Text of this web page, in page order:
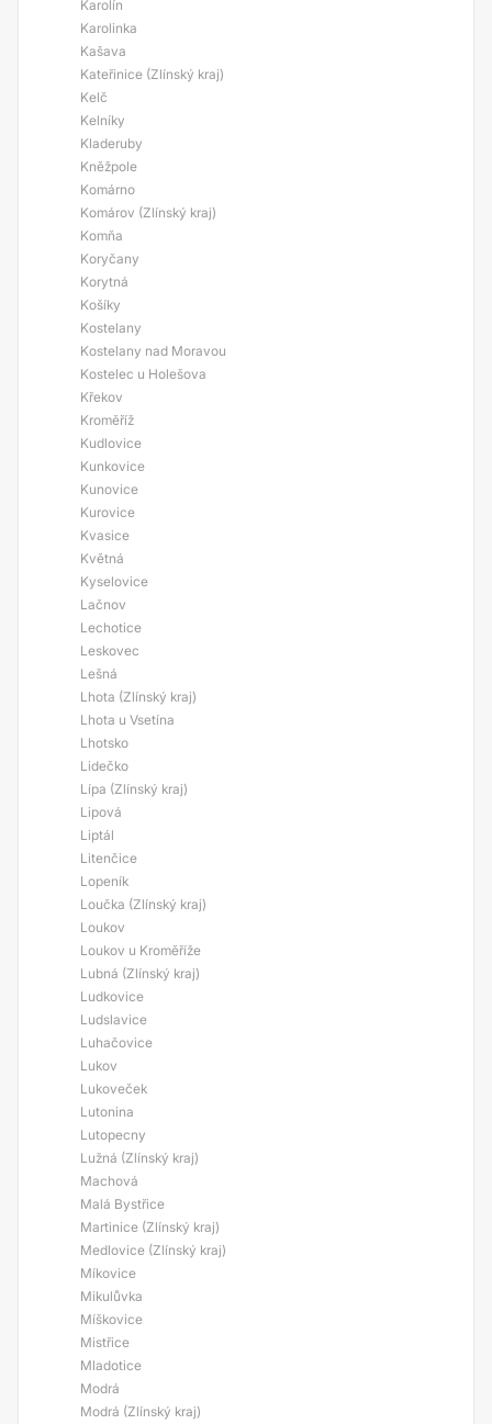
Karolín
Karolinka
Kašava
Kateřinice (Zlínský kraj)
Kelč
Kelníky
Kladeruby
Kněžpole
Komárno
Komárov (Zlínský kraj)
Komňa
Koryčany
Korytná
Košíky
Kostelany
Kostelany nad Moravou
Kostelec u Holešova
Křekov
Kroměříž
Kudlovice
Kunkovice
Kunovice
Kurovice
Kvasice
Květná
Kyselovice
Lačnov
Lechotice
Leskovec
Lešná
Lhota (Zlínský kraj)
Lhota u Vsetína
Lhotsko
Lidečko
Lípa (Zlínský kraj)
Lipová
Liptál
Litenčice
Lopeník
Loučka (Zlínský kraj)
Loukov
Loukov u Kroměříže
Lubná (Zlínský kraj)
Ludkovice
Ludslavice
Luhačovice
Lukov
Lukoveček
Lutonina
Lutopecny
Lužná (Zlínský kraj)
Machová
Malá Bystřice
Martinice (Zlínský kraj)
Medlovice (Zlínský kraj)
Míkovice
Mikulůvka
Míškovice
Mistřice
Mladotice
Modrá
Modrá (Zlínský kraj)